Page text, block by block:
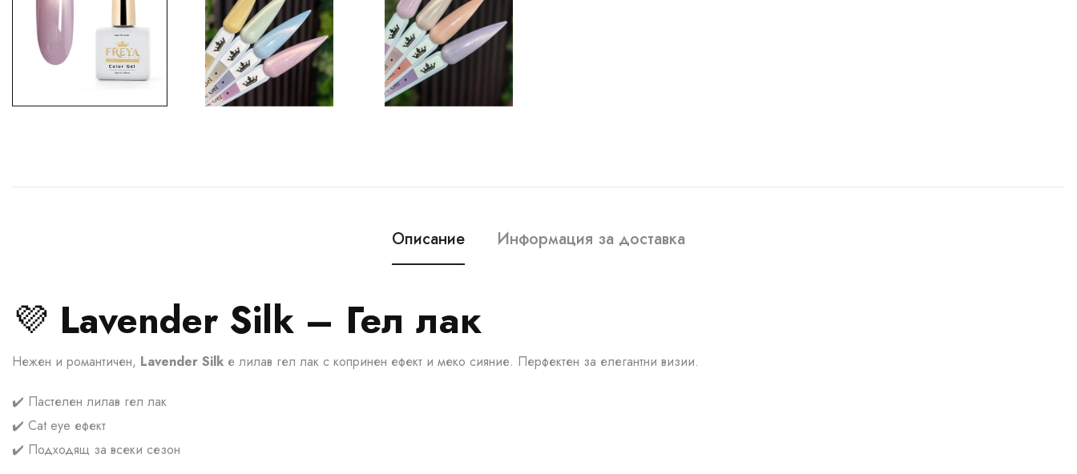
Описание Информация за доставка
💜 Lavender Silk – Гел лак
Нежен и романтичен, Lavender Silk е лилав гел лак с копринен ефект и меко сияние. Перфектен за елегантни визии.
✔️ Пастелен лилав гел лак
✔️ Cat eye ефект
✔️ Подходящ за всеки сезон